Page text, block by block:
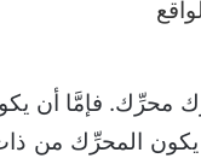
محرِّك. فإمَّا أن
يكون المحرِّك من